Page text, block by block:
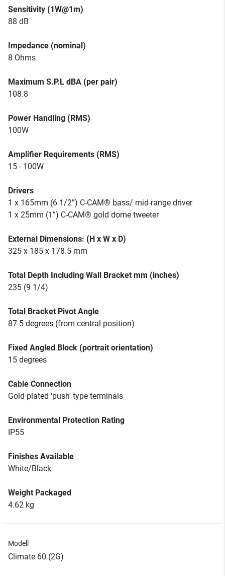
Sensitivity (1W@1m)
88 dB
Impedance (nominal)
8 Ohms
Maximum S.P.L dBA (per pair)
108.8
Power Handling (RMS)
100W
Amplifier Requirements (RMS)
15 - 100W
Drivers
1 x 165mm (6 1/2”) C-CAM® bass/ mid-range driver
1 x 25mm (1”) C-CAM® gold dome tweeter
External Dimensions: (H x W x D)
325 x 185 x 178.5 mm
Total Depth Including Wall Bracket mm (inches)
235 (9 1/4)
Total Bracket Pivot Angle
87.5 degrees (from central position)
Fixed Angled Block (portrait orientation)
15 degrees
Cable Connection
Gold plated 'push' type terminals
Environmental Protection Rating
IP55
Finishes Available
White/Black
Weight Packaged
4.62 kg
Modell
Climate 60 (2G)